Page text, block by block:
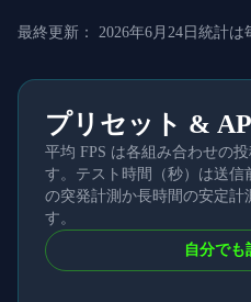
最終更新： 2026年6月24日 統計は
プリセット &
平均 FPS は各組み合わせの
す。テスト時間（秒）は送信
の突発計測か長時間の安定計
す。
自分でも